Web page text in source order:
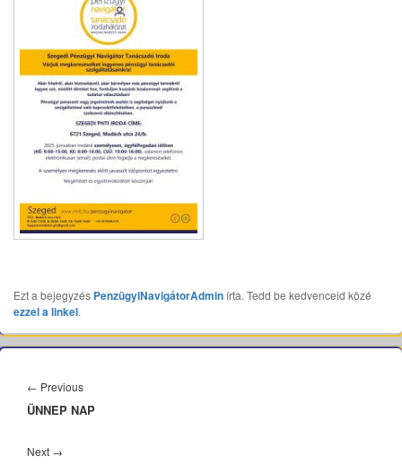
Ezt a bejegyzés PenzügyiNavigátorAdmin írta. Tedd be kedvenceid közé
ezzel a linkel.
navigáció
← PreviousPrevious
post:
ÜNNEP NAP
Next →